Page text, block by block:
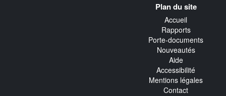
Plan du site
Accueil
Rapports
Porte-documents
Nouveautés
Aide
Accessibilité
Mentions légales
Contact